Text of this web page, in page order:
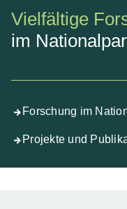
Vielfältige
im
Forschung im
Projekte und